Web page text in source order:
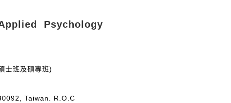
Psychology
班及碩專班)
Taiwan. R.O.C